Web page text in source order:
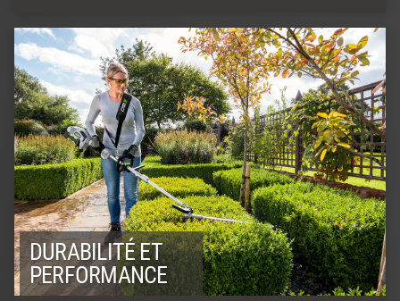
DURABILITÉ ET
PERFORMANCE